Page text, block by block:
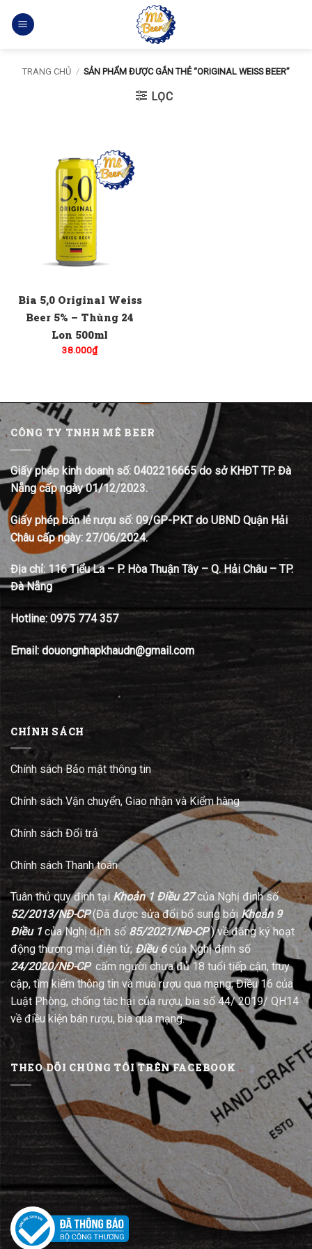
qua
TRANG CHỦ / SẢN PHẨM ĐƯỢC GẮN THẺ “ORIGINAL WEISS BEER”
LỌC
Bia 5,0 Original Weiss
Beer 5% – Thùng 24
Lon 500ml
38.000₫
CÔNG TY TNHH MÊ BEER
Giấy phép kinh doanh số: 0402216665 do sở KHĐT TP. Đà
Nẵng cấp ngày 01/12/2023.
Giấy phép bán lẻ rượu số: 09/GP-PKT do UBND Quận Hải
Châu cấp ngày: 27/06/2024.
Địa chỉ: 116 Tiểu La – P. Hòa Thuận Tây – Q. Hải Châu – TP.
Đà Nẵng
Hotline: 0975 774 357
Email: douongnhapkhaudn@gmail.com
CHÍNH SÁCH
Chính sách Bảo mật thông tin
Chính sách Vận chuyển, Giao nhận và Kiểm hàng
Chính sách Đổi trả
Chính sách Thanh toán
Tuân thủ quy định tại Khoản 1 Điều 27của Nghị định số
52/2013/NĐ-CP(Đã được sửa đổi bổ sung bởi Khoản 9
Điều 1của Nghị định số 85/2021/NĐ-CP) về đăng ký hoạt
động thương mại điện tử; Điều 6của Nghị định số
24/2020/NĐ-CPcấm người chưa đủ 18 tuổi tiếp cận, truy
cập, tìm kiếm thông tin và mua rượu qua mạng; Điều 16 của
Luật Phòng, chống tác hại của rượu, bia số 44/ 2019/ QH14
về điều kiện bán rượu, bia qua mạng.
THEO DÕI CHÚNG TÔI TRÊN FACEBOOK